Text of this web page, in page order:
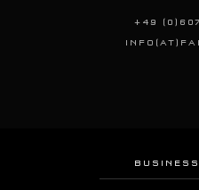
+49